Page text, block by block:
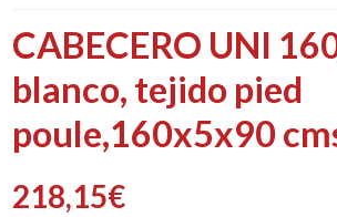
CABECERO UNI
blanco, tejido pied
poule,160x5x90
218,15€